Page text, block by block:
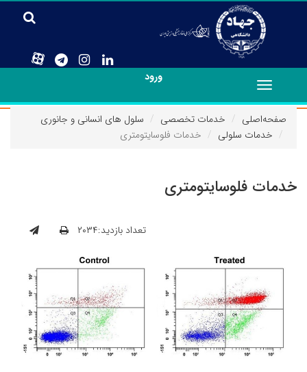
ورود
Toggle
navigation
صفحه‌اصلی
خدمات تخصصی
سلول های انسانی و جانوری
خدمات سلولی
خدمات فلوسایتومتری
خدمات فلوسایتومتری
تعداد بازدید:۲۰۳۴